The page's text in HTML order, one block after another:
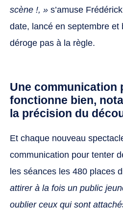
scène !, » s’amuse
date, lancé en septembre et
déroge pas à la règle.
Une communication
fonctionne bien,
la précision du
Et chaque nouveau
communication pour tenter
les séances les 480 places
attirer à la fois un public
oublier ceux qui sont